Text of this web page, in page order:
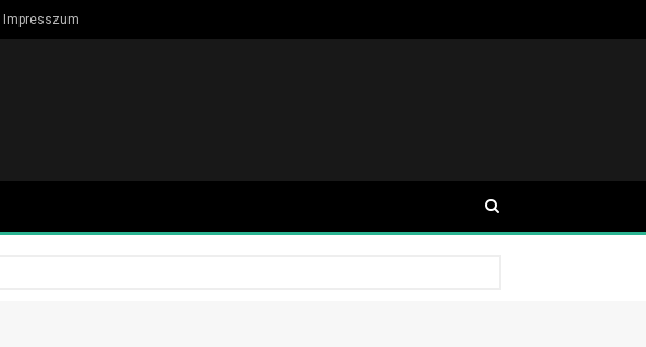
Impresszum